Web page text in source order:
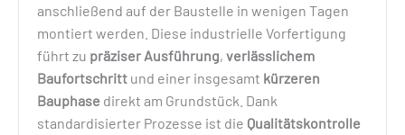
anschließend auf der Baustelle in wenigen Tagen
montiert werden. Diese industrielle Vorfertigung
führt zu präziser Ausführung, verlässlichem
Baufortschritt und einer insgesamt kürzeren
Bauphase direkt am Grundstück. Dank
standardisierter Prozesse ist die Qualitätskontrolle